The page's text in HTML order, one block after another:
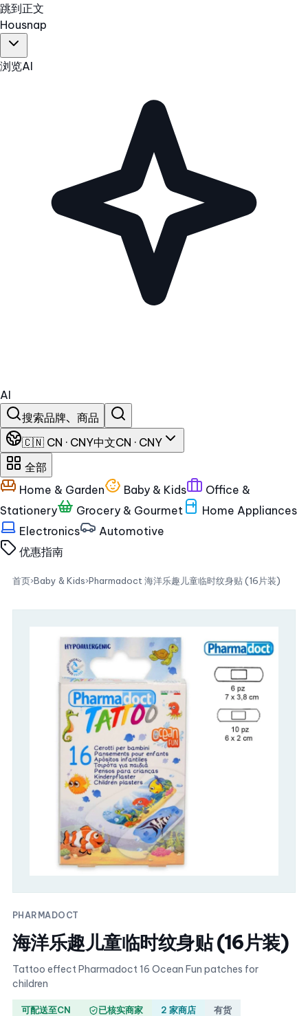
跳到正文
Housnap
浏览AI
AI
搜索品牌、商品
🇨🇳 CN · CNY中文CN · CNY
全部
Home & Garden
Baby & Kids
Office &
Stationery
Grocery & Gourmet
Home Appliances
Electronics
Automotive
优惠指南
首页›Baby & Kids›Pharmadoct 海洋乐趣儿童临时纹身贴 (16片装)
PHARMADOCT
海洋乐趣儿童临时纹身贴 (16片装)
Tattoo effect Pharmadoct 16 Ocean Fun patches for
children
可配送至CN 已核实商家 2 家商店 有货